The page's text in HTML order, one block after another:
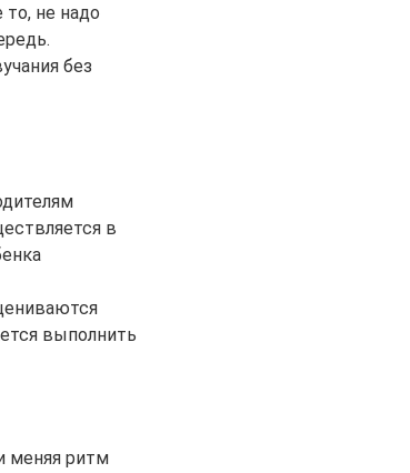
не надо
без
в
выполнить
меняя ритм